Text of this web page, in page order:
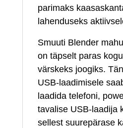
parimaks
lahenduseks
Smuuti Blender
on täpselt paras
värskeks joogiks.
USB‑laadimisele
laadida telefoni,
tavalise USB‑laadija
sellest suurepärase